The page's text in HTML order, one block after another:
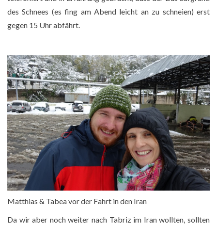
Matthias vor dem Hotel Vivas in Goris
Matthias vor dem galoppierenden Reiter
des Schnees (es fing am Abend leicht an zu schneien) erst
gegen 15 Uhr abfährt.
Matthias & Tabea vor der Fahrt in den Iran
Da wir aber noch weiter nach Tabriz im Iran wollten, sollten